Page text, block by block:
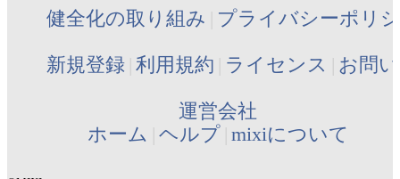
健全化の取り組み プライバシーポリ
新規登録 利用規約 ライセンス お問
運営会社
ホーム ヘルプ mixiについて